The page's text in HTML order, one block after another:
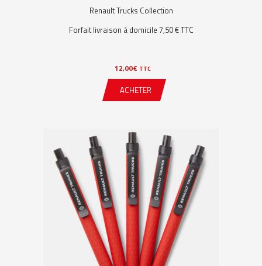
Renault Trucks Collection
Forfait livraison à domicile 7,50 € TTC
12,00€ TTC
ACHETER